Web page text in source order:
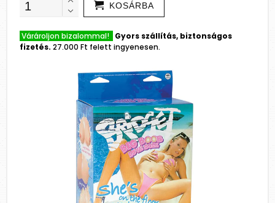
KOSÁRBA
Várároljon bizalommal! Gyors szállítás, biztonságos
fizetés. 27.000 Ft felett ingyenesen.